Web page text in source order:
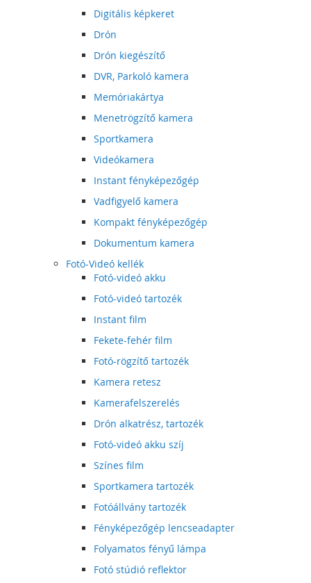
Digitális képkeret
Drón
Drón kiegészítő
DVR, Parkoló kamera
Memóriakártya
Menetrögzítő kamera
Sportkamera
Videókamera
Instant fényképezőgép
Vadfigyelő kamera
Kompakt fényképezőgép
Dokumentum kamera
Fotó-Videó kellék
Fotó-videó akku
Fotó-videó tartozék
Instant film
Fekete-fehér film
Fotó-rögzítő tartozék
Kamera retesz
Kamerafelszerelés
Drón alkatrész, tartozék
Fotó-videó akku szíj
Színes film
Sportkamera tartozék
Fotóállvány tartozék
Fényképezőgép lencseadapter
Folyamatos fényű lámpa
Fotó stúdió reflektor